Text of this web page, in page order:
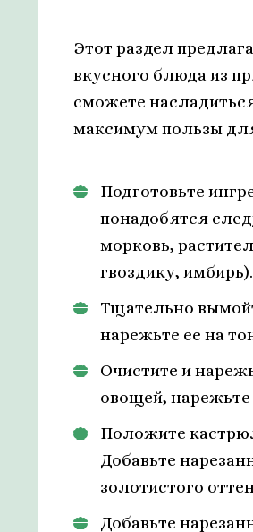
Этот раздел
вкусного блюда из
сможете
максимум пользы
Подготовьте
понадобятся
морковь,
гвоздику, имбирь).
Тщательно
нарежьте ее на
Очистите и
овощей, нарежьте
Положите
Добавьте
золотистого
Добавьте